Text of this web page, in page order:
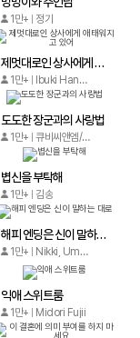
1만+ 정기
제멋대로인 상사에게 애태워지고 있어
1만+ Ibuki Haneda/Lin Koharu
도도한 장군과의 사랑법
1만+ 큐비씨앤엠/Comicat
볍신을 부탁해
1만+ 김송
해피 엔딩은 신이 말하는 대로
1만+ Nikki, Umegorou
익애 스위트룸
1만+ Midori Fujii